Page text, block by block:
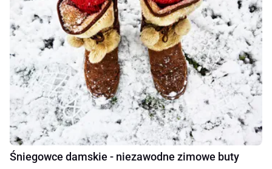
Śniegowce damskie - niezawodne zimowe buty